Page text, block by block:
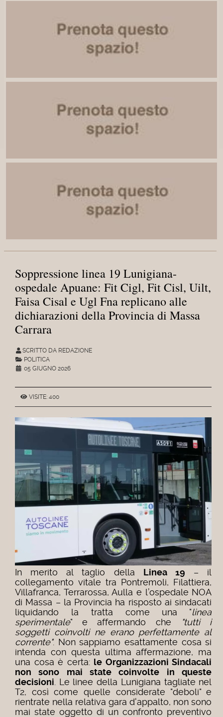
Soppressione linea 19 Lunigiana-
ospedale Apuane: Fit Cigl, Fit Cisl, Uilt,
Faisa Cisal e Ugl Fna replicano alle
dichiarazioni della Provincia di Massa
Carrara
SCRITTO DA REDAZIONE
POLITICA
05 GIUGNO 2026
VISITE: 400
In merito al taglio della Linea 19 – il
collegamento vitale tra Pontremoli, Filattiera,
Villafranca, Terrarossa, Aulla e l’ospedale NOA
di Massa – la Provincia ha risposto ai sindacati
liquidando la tratta come una "linea
sperimentale" e affermando che
"tutti i
soggetti coinvolti ne erano perfettamente al
corrente". Non sappiamo esattamente cosa si
intenda con questa ultima affermazione, ma
una cosa è certa: le Organizzazioni Sindacali
non sono mai state coinvolte in queste
decisioni Le linee della Lunigiana tagliate nel
T2, così come quelle considerate "deboli" e
rientrate nella relativa gara d'appalto, non sono
mai state oggetto di un confronto preventivo